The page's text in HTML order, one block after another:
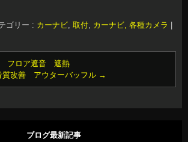
ゴリー : カーナビ, 取付, カーナビ, 各種カメラ
フロア遮音 遮熱
改善 アウターバッフル →
ブログ最新記事